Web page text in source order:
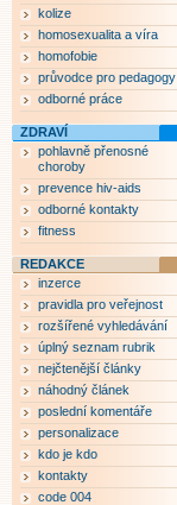
kolize
homosexualita a víra
homofobie
průvodce pro pedagogy
odborné práce
ZDRAVÍ
pohlavně přenosné
choroby
prevence hiv-aids
odborné kontakty
fitness
REDAKCE
inzerce
pravidla pro veřejnost
rozšířené vyhledávání
úplný seznam rubrik
nejčtenější články
náhodný článek
poslední komentáře
personalizace
kdo je kdo
kontakty
code 004